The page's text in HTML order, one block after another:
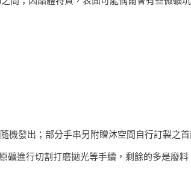
機發出；部分手串另附贈沐空間自行訂製之
礦進行切割打磨拋光等手續，剩餘的多是廢